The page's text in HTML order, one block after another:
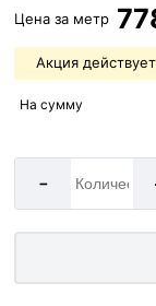
Цена за метр
Акция
На сумму
-